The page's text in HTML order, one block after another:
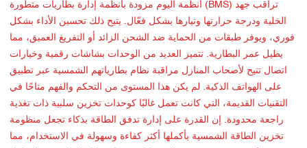
أنظمة اليوم مزودة بأنظمة إدارة بطاريات متطورة (BMS) تراقب جهد
الخلية ودرجة حرارتها وتيارها بشكل فعّال. يتيح ذلك تحسين الأداء بشكل
فوري، ويوفر طبقات من الحماية ضد الشحن الزائد أو التفريغ العميق، مما
يطيل عمر البطارية. تتميز العديد من الوحدات بشاشات رقمية وخيارات
اتصال تتيح لأصحاب المنازل مراقبة نظام بطارياتهم الشمسية عبر تطبيق
على الهواتف الذكية. لم يكن هذا المستوى من التحكم والفهم متاحًا في
التقنيات القديمة، التي كانت تعمل غالبًا كوحدات تخزين سلبية ذات تغذية
راجعة محدودة. إن القدرة على إدارة تدفق الطاقة بذكاء تجعل منظومة
تخزين الطاقة الشمسية بأكملها أكثر كفاءة وسهولة في الاستخدام، مما